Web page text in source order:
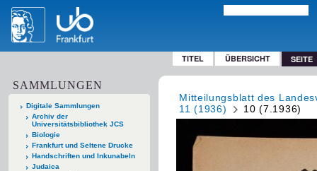
TITEL ÜBERSICHT SEITE
SAMMLUNGEN
Digitale Sammlungen
Archiv der
Universitätsbibliothek JCS
Biologie
Frankfurt und Seltene Drucke
Handschriften und Inkunabeln
Judaica
Mitteilungsblatt des
11 (1936)
10 (7.1936)